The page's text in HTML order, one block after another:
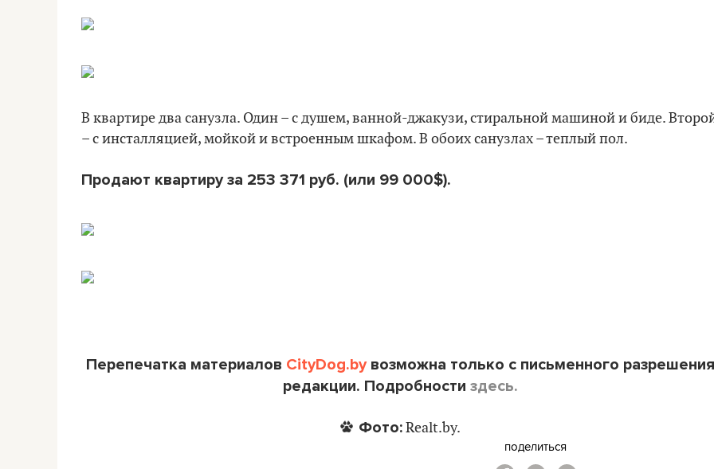
В квартире два санузла. Один – с душем, ванной-джакузи, стиральной машиной и биде.
– с инсталляцией, мойкой и встроенным шкафом. В обоих санузлах – теплый пол.
Продают квартиру за 253 371 руб. (или 99 000$).
Перепечатка материалов CityDog.byвозможна только с письменного разрешения
редакции. Подробности здесь.
Фото:Realt.by.
поделиться